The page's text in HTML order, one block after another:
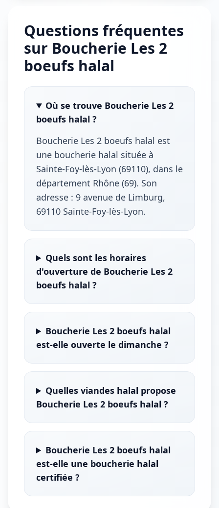
Questions fréquentes
sur Boucherie Les 2
boeufs halal
Où se trouve Boucherie Les 2
boeufs halal ?
Boucherie Les 2 boeufs halal est
une boucherie halal située à
Sainte-Foy-lès-Lyon (69110), dans le
département Rhône (69). Son
adresse : 9 avenue de Limburg,
69110 Sainte-Foy-lès-Lyon.
Quels sont les horaires
d'ouverture de Boucherie Les 2
boeufs halal ?
Boucherie Les 2 boeufs halal
est-elle ouverte le dimanche ?
Quelles viandes halal propose
Boucherie Les 2 boeufs halal ?
Boucherie Les 2 boeufs halal
est-elle une boucherie halal
certifiée ?